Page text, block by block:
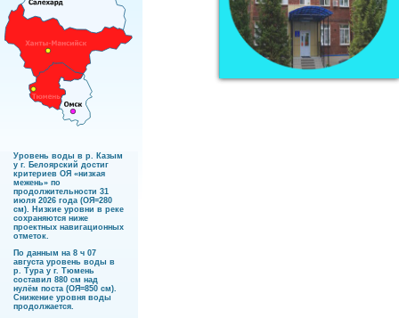
Уровень воды в р. Казым
у г. Белоярский достиг
критериев ОЯ «низкая
межень» по
продолжительности 31
июля 2026 года (ОЯ=280
см). Низкие уровни в реке
сохраняются ниже
проектных навигационных
отметок.
По данным на 8 ч 07
августа уровень воды в
р. Тура у г. Тюмень
составил 880 см над
нулём поста (ОЯ=850 см).
Снижение уровня воды
продолжается.